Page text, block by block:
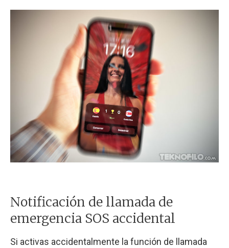
Notificación de llamada de
emergencia SOS accidental
Si activas accidentalmente la función de llamada